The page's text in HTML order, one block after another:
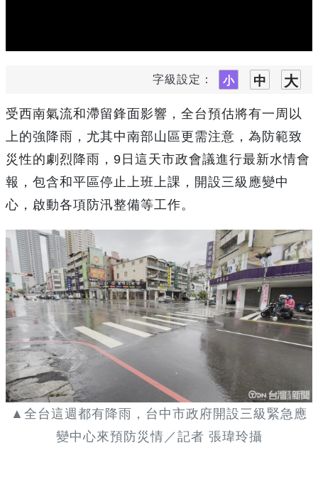
字級設定：
受西南氣流和滯留鋒面影響，全台預估將有一周以
上的強降雨，尤其中南部山區更需注意，為防範致
災性的劇烈降雨，9日這天市政會議進行最新水情會
報，包含和平區停止上班上課，開設三級應變中
心，啟動各項防汛整備等工作。
▲全台這週都有降雨，台中市政府開設三級緊急應
變中心來預防災情／記者 張瑋玲攝